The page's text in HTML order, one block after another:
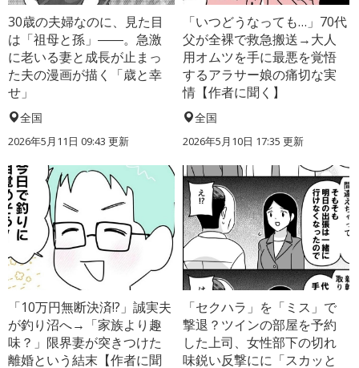
30歳の夫婦なのに、見た目
は「祖母と孫」――。急激
に老いる妻と成長が止まっ
た夫の漫画が描く「歳と幸
せ」
全国
2026年5月11日 09:43 更新
「いつどうなっても…」70代
父が全裸で救急搬送→大人
用オムツを手に最悪を覚悟
するアラサー娘の痛切な実
情【作者に聞く】
全国
2026年5月10日 17:35 更新
「10万円無断決済!?」誠実夫
が釣り沼へ→「家族より趣
味？」限界妻が突きつけた
離婚という結末【作者に聞
「セクハラ」を「ミス」で
撃退？ツインの部屋を予約
した上司、女性部下の切れ
味鋭い反撃にに「スカッと